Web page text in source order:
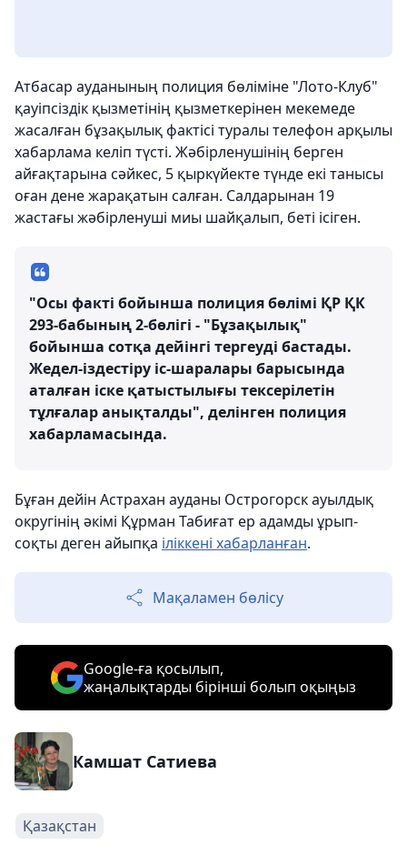
Атбасар ауданының полиция бөліміне "Лото-Клуб"
қауіпсіздік қызметінің қызметкерінен мекемеде
жасалған бұзақылық фактісі туралы телефон арқылы
хабарлама келіп түсті. Жәбірленушінің берген
айғақтарына сәйкес, 5 қыркүйекте түнде екі танысы
оған дене жарақатын салған. Салдарынан 19
жастағы жәбірленуші миы шайқалып, беті ісіген.
"Осы факті бойынша полиция бөлімі ҚР ҚК
293-бабының 2-бөлігі - "Бұзақылық"
бойынша сотқа дейінгі тергеуді бастады.
Жедел-іздестіру іс-шаралары барысында
аталған іске қатыстылығы тексерілетін
тұлғалар анықталды", делінген полиция
хабарламасында.
Бұған дейін Астрахан ауданы Острогорск ауылдық
округінің әкімі Құрман Табиғат ер адамды ұрып-
соқты деген айыпқа іліккені хабарланған.
Мақаламен бөлісу
Google-ға қосылып,
жаңалықтарды бірінші болып оқыңыз
Камшат Сатиева
Қазақстан